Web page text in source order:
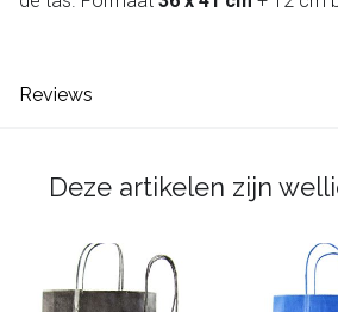
Reviews
Deze artikelen zijn